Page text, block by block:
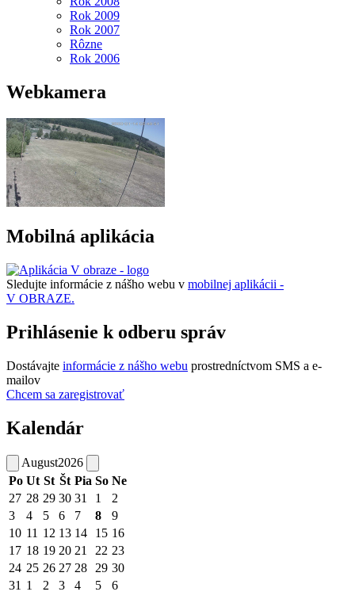
Rok 2009
Rok 2007
Rôzne
Rok 2006
Webkamera
Mobilná aplikácia
Sledujte informácie z nášho webu v mobilnej aplikácii -
V OBRAZE.
Prihlásenie k odberu správ
Dostávajte informácie z nášho webu prostredníctvom SMS a e-
mailov
Chcem sa zaregistrovať
Kalendár
August2026
Po Ut St Št Pia So Ne
27 28 29 30 31 1
2
3
4 5 6 7 8
9
10 11 12 13 14 15 16
17 18 19 20 21 22 23
24 25 26 27 28 29 30
31 1 2 3 4 5 6